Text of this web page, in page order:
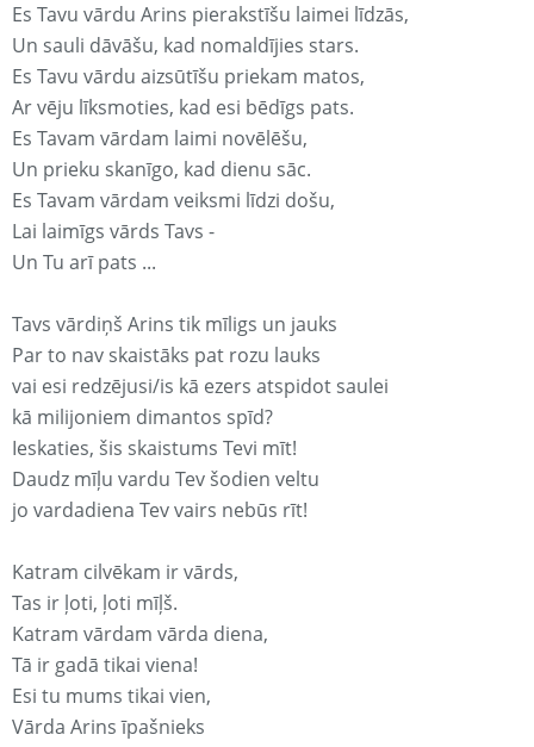
Es Tavu vārdu Arins pierakstīšu laimei līdzās,
Un sauli dāvāšu, kad nomaldījies stars.
Es Tavu vārdu aizsūtīšu priekam matos,
Ar vēju līksmoties, kad esi bēdīgs pats.
Es Tavam vārdam laimi novēlēšu,
Un prieku skanīgo, kad dienu sāc.
Es Tavam vārdam veiksmi līdzi došu,
Lai laimīgs vārds Tavs -
Un Tu arī pats ...
Tavs vārdiņš Arins tik mīligs un jauks
Par to nav skaistāks pat rozu lauks
vai esi redzējusi/is kā ezers atspidot saulei
kā milijoniem dimantos spīd?
Ieskaties, šis skaistums Tevi mīt!
Daudz mīļu vardu Tev šodien veltu
jo vardadiena Tev vairs nebūs rīt!
Katram cilvēkam ir vārds,
Tas ir ļoti, ļoti mīļš.
Katram vārdam vārda diena,
Tā ir gadā tikai viena!
Esi tu mums tikai vien,
Vārda Arins īpašnieks